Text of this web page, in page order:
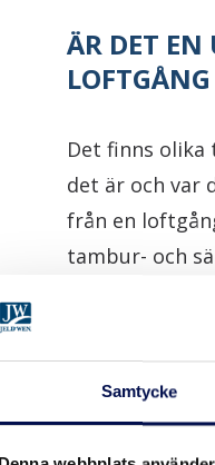
Samtycke
ÄR DET
Det finns
det är och var
från en
tambur- och
Mer om
här.